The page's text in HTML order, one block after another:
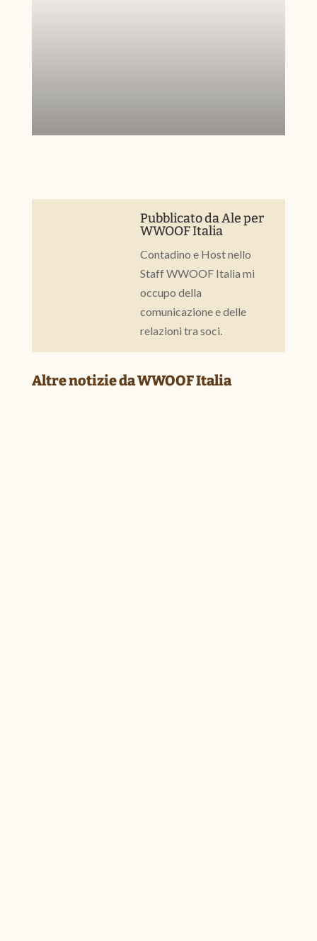
Pubblicato daAleper
WWOOF Italia
Contadino e Host nello
Staff WWOOF Italia mi
occupo della
comunicazione e delle
relazioni tra soci.
Altre notizie da WWOOF Italia